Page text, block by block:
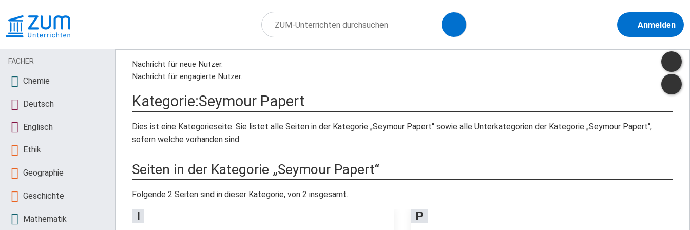
Anmelden
Nachricht für neue Nutzer.
Nachricht für engagierte Nutzer.
Kategorie:Seymour Papert
Dies ist eine Kategorieseite. Sie listet alle Seiten in der Kategorie „Seymour Papert“ sowie alle Unterkategorien der Kategorie „Seymour Papert“,
sofern welche vorhanden sind.
Seiten in der Kategorie „Seymour Papert“
Folgende 2 Seiten sind in dieser Kategorie, von 2 insgesamt.
I P
FÄCHER
Chemie
Deutsch
Englisch
Ethik
Geographie
Geschichte
Mathematik